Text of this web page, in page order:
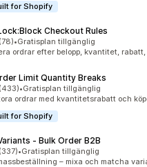
for Shopify
Checkout Rules
stjärnor
(78) totalt
•Gratisplan tillgänglig
ordrar efter belopp, kvantitet,
Limit Quantity Breaks
stjärnor
(433) totalt
•Gratisplan tillgänglig
ordrar med kvantitetsrabatt och
for Shopify
‑ Bulk Order B2B
stjärnor
(337) totalt
•Gratisplan tillgänglig
– mixa och matcha